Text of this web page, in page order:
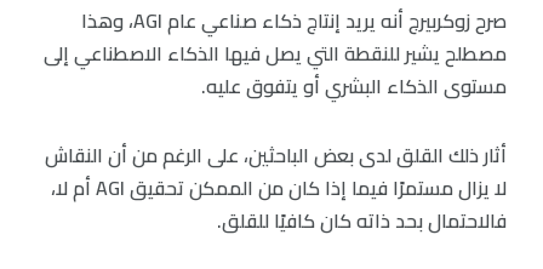
صرح زوكربيرج أنه يريد إنتاج ذكاء صناعي عام AGI، وهذا
مصطلح يشير للنقطة التي يصل فيها الذكاء الاصطناعي إلى
مستوى الذكاء البشري أو يتفوق عليه.
أثار ذلك القلق لدى بعض الباحثين، على الرغم من أن النقاش
لا يزال مستمرًا فيما إذا كان من الممكن تحقيق AGI أم لا،
فالاحتمال بحد ذاته كان كافيًا للقلق.